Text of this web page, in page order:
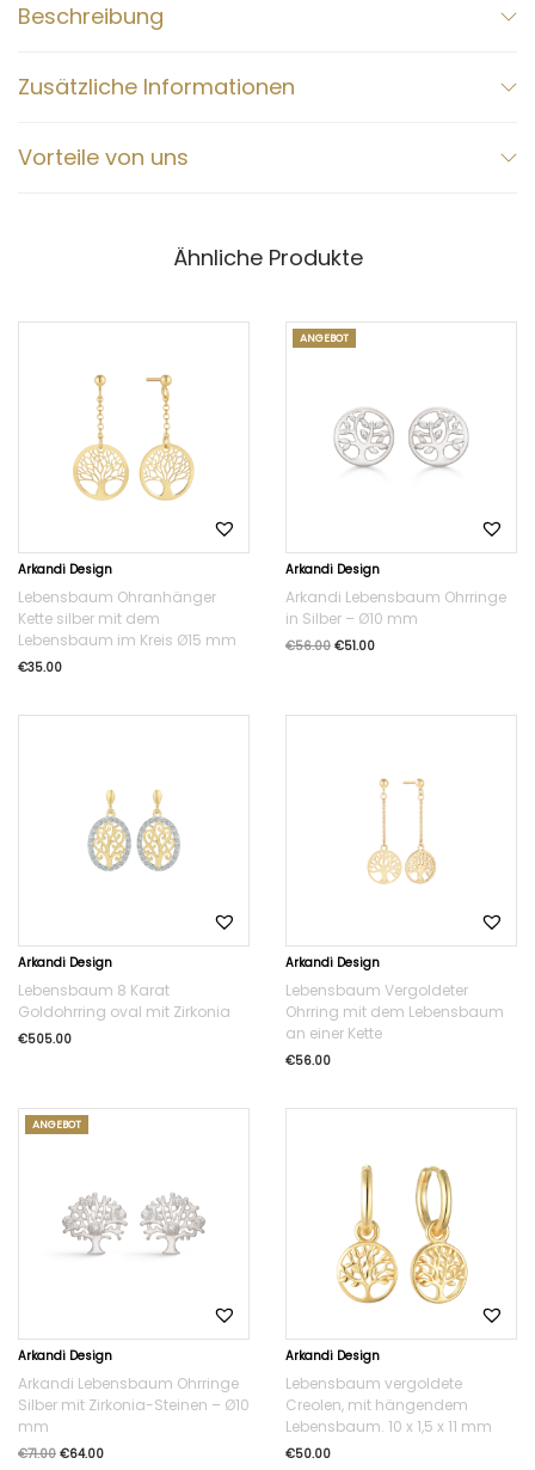
Beschreibung
Zusätzliche Informationen
Vorteile von uns
Ähnliche Produkte
Arkandi Design
Lebensbaum Ohranhänger
Kette silber mit dem
Lebensbaum im Kreis Ø15 mm
€35.00
ANGEBOT
Arkandi Design
Arkandi Lebensbaum Ohrringe
in Silber – Ø10 mm
€56.00 €51.00
Arkandi Design
Lebensbaum 8 Karat
Goldohrring oval mit Zirkonia
€505.00
Arkandi Design
Lebensbaum Vergoldeter
Ohrring mit dem Lebensbaum
an einer Kette
€56.00
ANGEBOT
Arkandi Design
Arkandi Lebensbaum Ohrringe
Silber mit Zirkonia-Steinen – Ø10
mm
€71.00 €64.00
Arkandi Design
Lebensbaum vergoldete
Creolen, mit hängendem
Lebensbaum. 10 x 1,5 x 11 mm
€50.00